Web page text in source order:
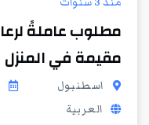
مقيمة في المنزل
اسطنبول
العربية